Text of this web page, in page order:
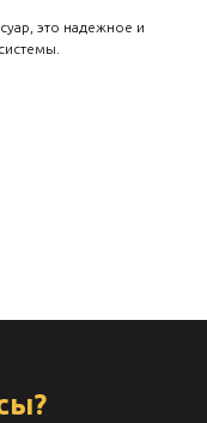
это надежное и